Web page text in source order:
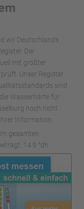
wir Deutschlands
Die
mit größter
Unser Register
sind
Wasserhärte für
noch nicht
Information:
gesamten
14.9 °dh